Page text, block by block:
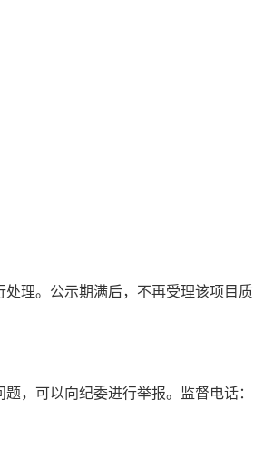
理。公示期满后，不再受理该项目质
，可以向纪委进行举报。 监督电话：